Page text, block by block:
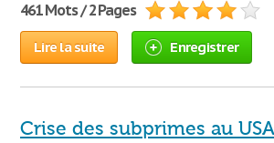
461 Mots / 2 Pages
Lire la suite Enregistrer
Crise des subprimes au USA